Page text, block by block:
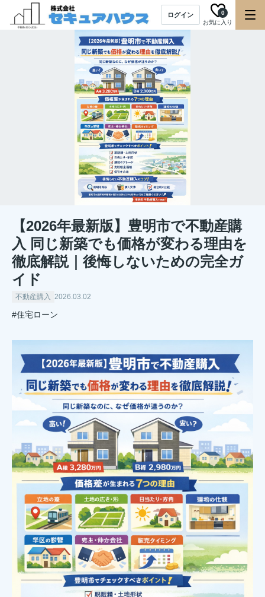
ログイン
お気に入り
0
【2026年最新版】豊明市で不動産購
入 同じ新築でも価格が変わる理由を
徹底解説｜後悔しないための完全ガ
イド
不動産購入 2026.03.02
#住宅ローン